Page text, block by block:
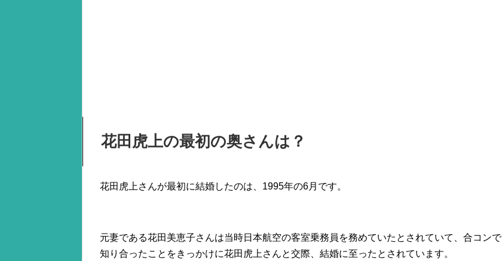
花田虎上の最初の奥さんは？
花田虎上さんが最初に結婚したのは、1995年の6月です。
元妻である花田美恵子さんは当時日本航空の客室乗務員を務めていたとされていて、合コンで
知り合ったことをきっかけに花田虎上さんと交際、結婚に至ったとされています。